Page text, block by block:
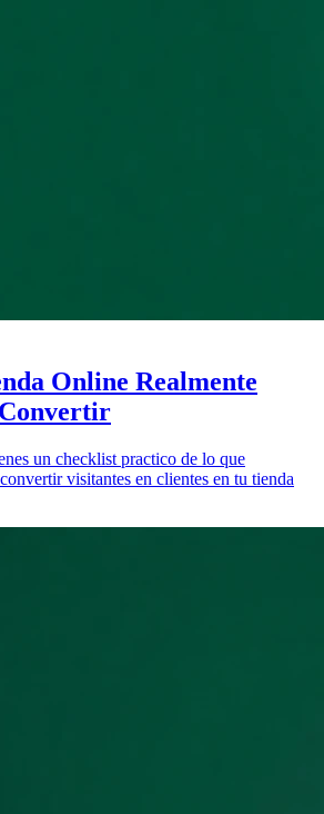
Online Realmente
un checklist practico de lo que
visitantes en clientes en tu tienda